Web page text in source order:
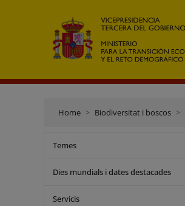
Home Biodiversitat i boscos
Temes
Dies mundials i dates destacades
Servicis